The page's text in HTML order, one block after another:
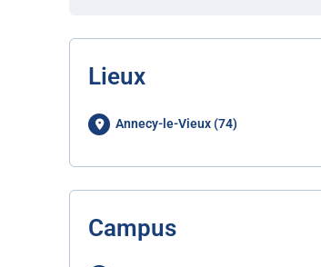
Lieux
Annecy-le-Vieux (74)
Campus